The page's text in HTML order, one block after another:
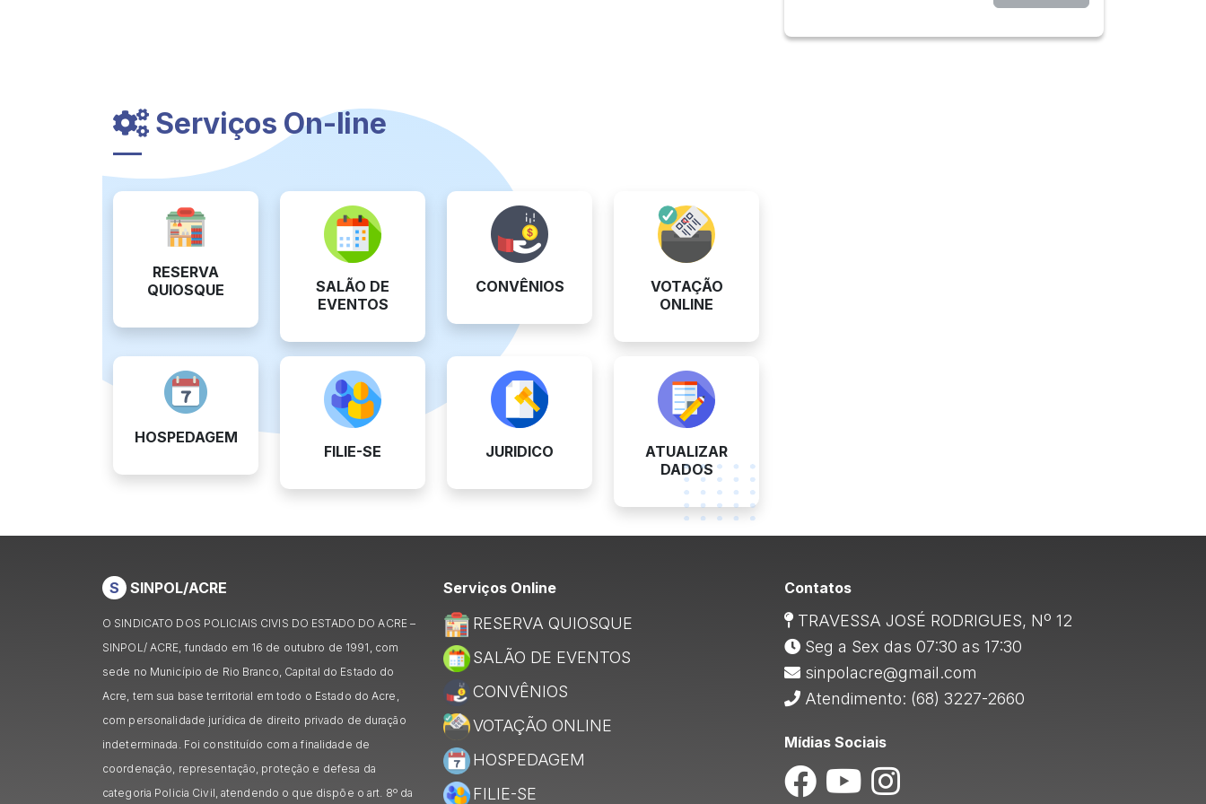
Serviços On-line
RESERVA
QUIOSQUE
SALÃO DE
EVENTOS
CONVÊNIOS
VOTAÇÃO
ONLINE
HOSPEDAGEM
FILIE-SE
JURIDICO
ATUALIZAR
DADOS
S SINPOL/ACRE
O SINDICATO DOS POLICIAIS CIVIS DO ESTADO DO ACRE –
SINPOL/ ACRE, fundado em 16 de outubro de 1991, com
sede no Município de Rio Branco, Capital do Estado do
Acre, tem sua base territorial em todo o Estado do Acre,
com personalidade jurídica de direito privado de duração
indeterminada. Foi constituído com a finalidade de
coordenação, representação, proteção e defesa da
categoria Policia Civil, atendendo o que dispõe o art. 8º da
Serviços Online
RESERVA QUIOSQUE
SALÃO DE EVENTOS
CONVÊNIOS
VOTAÇÃO ONLINE
HOSPEDAGEM
FILIE-SE
Contatos
TRAVESSA JOSÉ RODRIGUES, Nº 12
Seg a Sex das 07:30 as 17:30
sinpolacre@gmail.com
Atendimento: (68) 3227-2660
Mídias Sociais